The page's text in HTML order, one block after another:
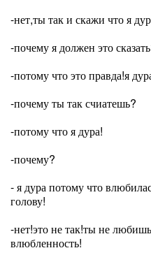
-нет,ты так и скажи что я
-почему я должен это
-потому что это правда!я
-почему ты так счиатешь?
-потому что я дура!
-почему?
- я дура потому что
голову!
-нет!это не так!ты не
влюбленность!